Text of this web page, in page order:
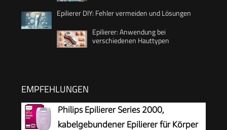
Epilierer DIY: Fehler vermeiden und Lösungen
Epilierer: Anwendung bei
verschiedenen Hauttypen
EMPFEHLUNGEN
Philips Epilierer Series 2000,
kabelgebundener Epilierer für Körper